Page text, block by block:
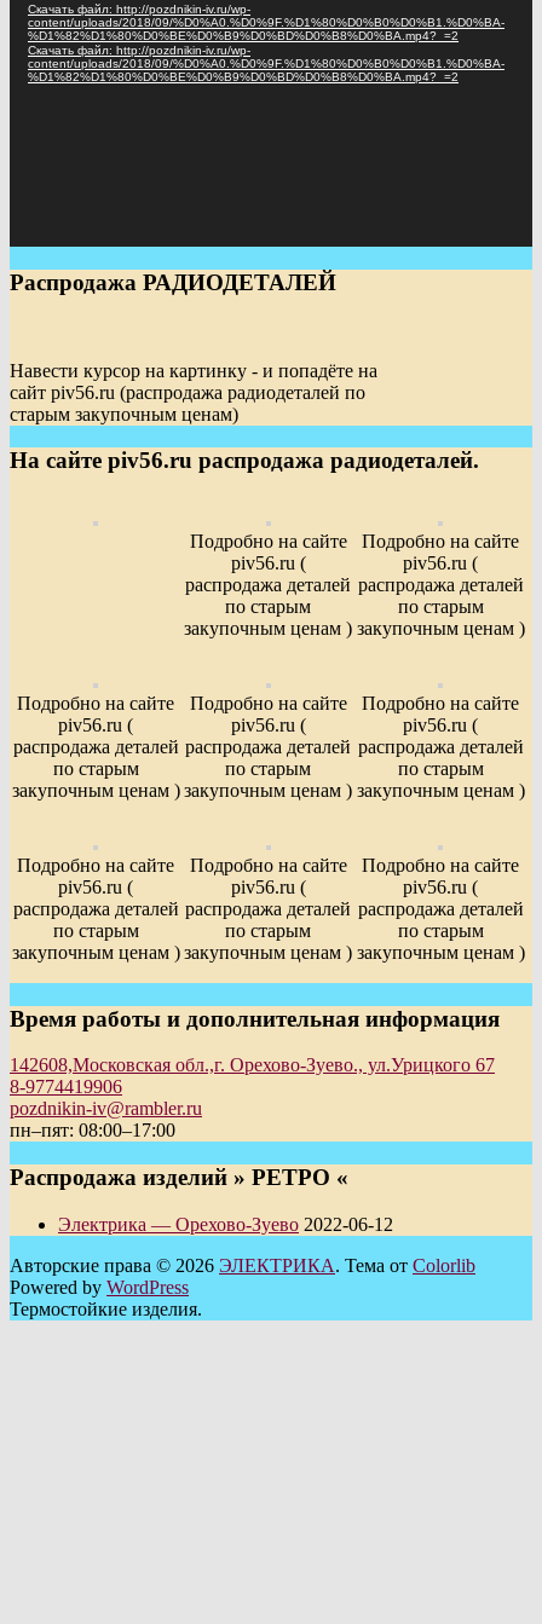
Скачать файл: http://pozdnikin-iv.ru/wp-
content/uploads/2018/09/%D0%A0.%D0%9F.%D1%80%D0%B0%D0%B1.%D0%BA-
%D1%82%D1%80%D0%BE%D0%B9%D0%BD%D0%B8%D0%BA.mp4?_=2
Скачать файл: http://pozdnikin-iv.ru/wp-
content/uploads/2018/09/%D0%A0.%D0%9F.%D1%80%D0%B0%D0%B1.%D0%BA-
%D1%82%D1%80%D0%BE%D0%B9%D0%BD%D0%B8%D0%BA.mp4?_=2
Распродажа РАДИОДЕТАЛЕЙ
Навести курсор на картинку - и попадёте на
сайт piv56.ru (распродажа радиодеталей по
старым закупочным ценам)
На сайте piv56.ru распродажа радиодеталей.
Подробно на сайте
piv56.ru (
распродажа деталей
по старым
закупочным ценам )
Подробно на сайте
piv56.ru (
распродажа деталей
по старым
закупочным ценам )
Подробно на сайте
piv56.ru (
распродажа деталей
по старым
закупочным ценам )
Подробно на сайте
piv56.ru (
распродажа деталей
по старым
закупочным ценам )
Подробно на сайте
piv56.ru (
распродажа деталей
по старым
закупочным ценам )
Подробно на сайте
piv56.ru (
распродажа деталей
по старым
закупочным ценам )
Подробно на сайте
piv56.ru (
распродажа деталей
по старым
закупочным ценам )
Подробно на сайте
piv56.ru (
распродажа деталей
по старым
закупочным ценам )
Время работы и дополнительная информация
142608,Московская обл.,г. Орехово-Зуево., ул.Урицкого 67
8-9774419906
pozdnikin-iv@rambler.ru
пн–пят: 08:00–17:00
Распродажа изделий » РЕТРО «
Электрика — Орехово-Зуево 2022-06-12
Авторские права © 2026 ЭЛЕКТРИКА. Тема от Colorlib
Powered by WordPress
Термостойкие изделия.